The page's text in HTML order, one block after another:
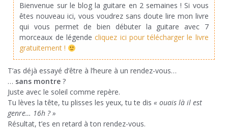
Bienvenue sur le blog la guitare en 2 semaines ! Si vous
êtes nouveau ici, vous voudrez sans doute lire mon livre
qui vous permet de bien débuter la guitare avec 7
morceaux de légendecliquez ici pour télécharger le livre
gratuitement !
T’as déjà essayé d’être à l’heure à un rendez-vous…
… sans montre ?
Juste avec le soleil comme repère.
Tu lèves la tête, tu plisses les yeux, tu te dis « ouais là il est
genre… 16h ? »
Résultat, t’es en retard à ton rendez-vous.